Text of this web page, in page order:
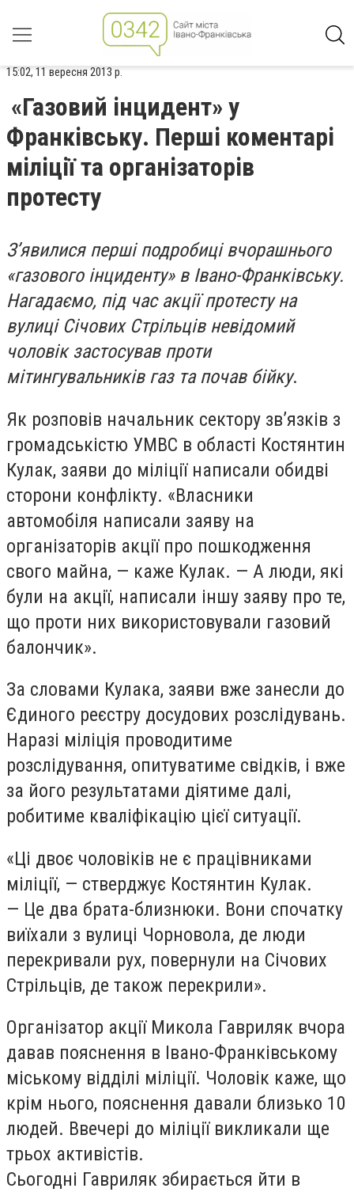
15:02, 11 вересня 2013 р.
«Газовий інцидент» у
Франківську. Перші коментарі
міліції та організаторів
протесту
З’явилися перші подробиці вчорашнього
«газового інциденту» в Івано-Франківську.
Нагадаємо, під час акції протесту на
вулиці Січових Стрільців невідомий
чоловік застосував проти
мітингувальників газ та почав бійку.
Як розповів начальник сектору зв’язків з
громадськістю УМВС в області Костянтин
Кулак, заяви до міліції написали обидві
сторони конфлікту. «Власники
автомобіля написали заяву на
організаторів акції про пошкодження
свого майна, — каже Кулак. — А люди, які
були на акції, написали іншу заяву про те,
що проти них використовували газовий
балончик».
За словами Кулака, заяви вже занесли до
Єдиного реєстру досудових розслідувань.
Наразі міліція проводитиме
розслідування, опитуватиме свідків, і вже
за його результатами діятиме далі,
робитиме кваліфікацію цієї ситуації.
«Ці двоє чоловіків не є працівниками
міліції, — стверджує Костянтин Кулак.
— Це два брата-близнюки. Вони спочатку
виїхали з вулиці Чорновола, де люди
перекривали рух, повернули на Січових
Стрільців, де також перекрили».
Організатор акції Микола Гавриляк вчора
давав пояснення в Івано-Франківському
міському відділі міліції. Чоловік каже, що
крім нього, пояснення давали близько 10
людей. Ввечері до міліції викликали ще
трьох активістів.
Сьогодні Гавриляк збирається йти в